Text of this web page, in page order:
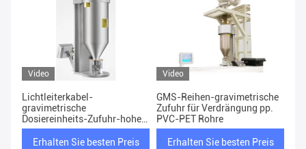
Video
Lichtleiterkabel-
gravimetrische
Dosiereinheits-Zufuhr-hohe
Präzision
Erhalten Sie besten Preis
Video
GMS-Reihen-gravimetrische
Zufuhr für Verdrängung pp.
PVC-PET Rohre
Erhalten Sie besten Preis